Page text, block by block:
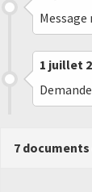
Message
1 juillet
7